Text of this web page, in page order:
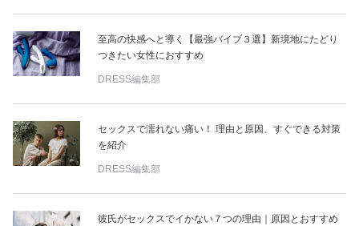
至高の快感へと導く【最強バイブ３選】新境地にたどり
つきたい女性におすすめ
DRESS編集部
セックスで濡れない痛い！ 理由と原因、すぐできる対策
を紹介
DRESS編集部
彼氏がセックスでイかない７つの理由｜原因とおすすめ